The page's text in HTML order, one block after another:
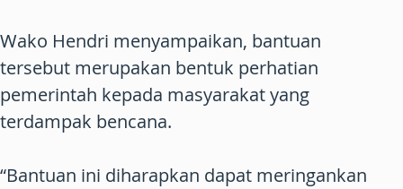
Wako Hendri menyampaikan, bantuan
tersebut merupakan bentuk perhatian
pemerintah kepada masyarakat yang
terdampak bencana.
“Bantuan ini diharapkan dapat meringankan